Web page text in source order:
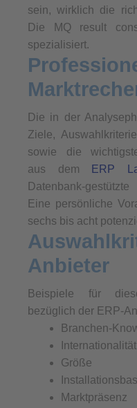
sein, wirklich die
Die MQ result
spezialisiert.
Die in der
Ziele,
sowie die
aus dem
ERP
Datenbank-
Eine persönliche
sechs bis acht
Anbieter
Beispiele für
bezüglich der ERP-
Branchen-
Internationalität
Größe
Marktpräsenz